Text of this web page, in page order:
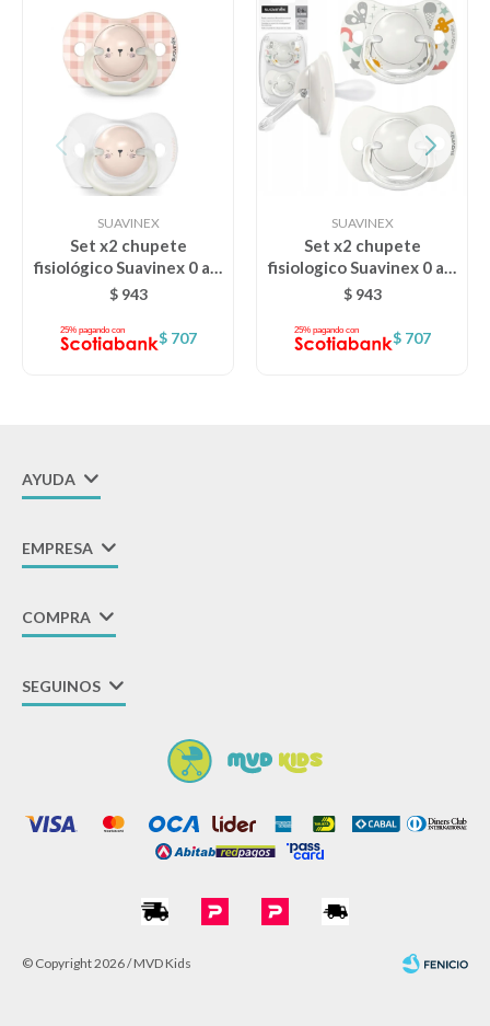
SUAVINEX
Set x2 chupete
fisiológico Suavinex 0 a 6
M - Nocturnos - Rosa
$ 943
$ 707
SUAVINEX
Set x2 chupete
fisiologico Suavinex 0 a 6
M - Park Blanco
$ 943
$ 707
AYUDA
EMPRESA
COMPRA
SEGUINOS
© Copyright 2026 / MVD Kids